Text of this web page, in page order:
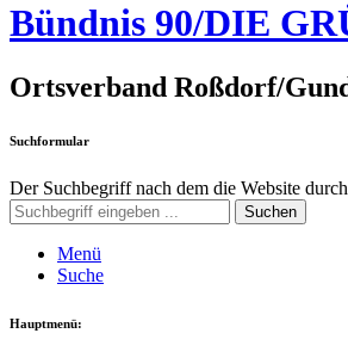
Bündnis 90/DIE
Ortsverband Roßdorf/
Suchformular
Der Suchbegriff nach dem die Website
Suchen
Menü
Suche
Hauptmenü: